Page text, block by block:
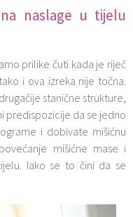
naslage u tijelu
prilike čuti kada je riječ
i ova izreka nije točna.
stanične strukture,
predispozicije da se jedno
i dobivate mišićnu
mišićne mase i
Iako se to čini da se